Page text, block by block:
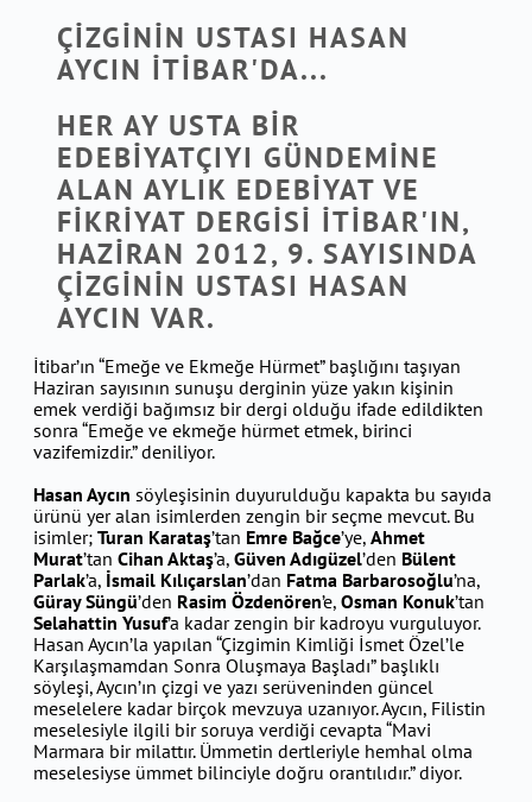
ÇİZGİNİN USTASI HASAN
AYCIN İTİBAR'DA...
HER AY USTA BİR
EDEBİYATÇIYI GÜNDEMİNE
ALAN AYLIK EDEBİYAT VE
FİKRİYAT DERGİSİ İTİBAR'IN,
HAZİRAN 2012, 9. SAYISINDA
ÇİZGİNİN USTASI HASAN
AYCIN VAR.
İtibar’ın “Emeğe ve Ekmeğe Hürmet” başlığını taşıyan
Haziran sayısının sunuşu derginin yüze yakın kişinin
emek verdiği bağımsız bir dergi olduğu ifade edildikten
sonra “Emeğe ve ekmeğe hürmet etmek, birinci
vazifemizdir.” deniliyor.
Hasan Aycın söyleşisinin duyurulduğu kapakta bu sayıda
ürünü yer alan isimlerden zengin bir seçme mevcut. Bu
isimler; Turan Karataş’tan Emre Bağce’ye, Ahmet
Murat’tan Cihan Aktaş’a, Güven Adıgüzel’den Bülent
Parlak’a, İsmail Kılıçarslan’dan Fatma Barbarosoğlu’na,
Güray Süngü’den Rasim Özdenören’e, Osman Konuk’tan
Selahattin Yusuf’a kadar zengin bir kadroyu vurguluyor.
Hasan Aycın’la yapılan “Çizgimin Kimliği İsmet Özel’le
Karşılaşmamdan Sonra Oluşmaya Başladı” başlıklı
söyleşi, Aycın’ın çizgi ve yazı serüveninden güncel
meselelere kadar birçok mevzuya uzanıyor. Aycın, Filistin
meselesiyle ilgili bir soruya verdiği cevapta “Mavi
Marmara bir milattır. Ümmetin dertleriyle hemhal olma
meselesiyse ümmet bilinciyle doğru orantılıdır.” diyor.